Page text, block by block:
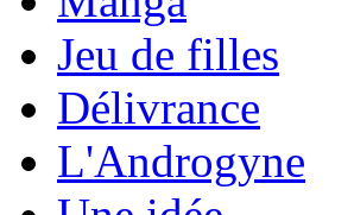
Jeu de filles
Délivrance
L'Androgyne